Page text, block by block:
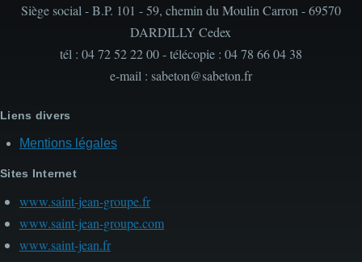
Siège social - B.P. 101 - 59, chemin du Moulin Carron - 69570
DARDILLY Cedex
tél : 04 72 52 22 00 - télécopie : 04 78 66 04 38
e-mail : sabeton@sabeton.fr
Liens divers
Mentions légales
Sites Internet
www.saint-jean-groupe.fr
www.saint-jean-groupe.com
www.saint-jean.fr